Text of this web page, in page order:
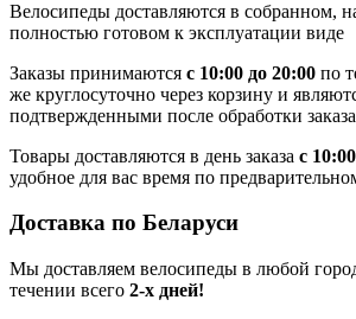
Велосипеды доставляются в собранном,
полностью готовом к эксплуатации виде
Заказы принимаются с 10:00 до 20:00 по
же круглосуточно через корзину и
подтвержденными после обработки
Товары доставляются в день заказа с
удобное для вас время по
Доставка по Беларуси
Мы доставляем велосипеды в любой
течении всего 2-х дней!